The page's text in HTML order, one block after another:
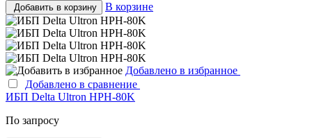
Добавить в корзину В корзине
Добавлено в избранное
Добавлено в сравнение
ИБП Delta Ultron HPH-80K
По запросу